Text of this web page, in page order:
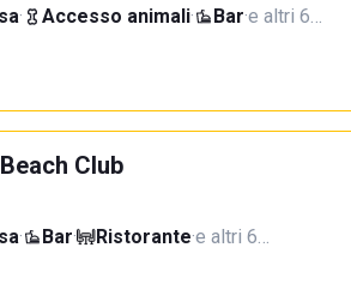
· Accesso animali· Bar·e altri 6…
Club
· Bar· Ristorante·e altri 6…